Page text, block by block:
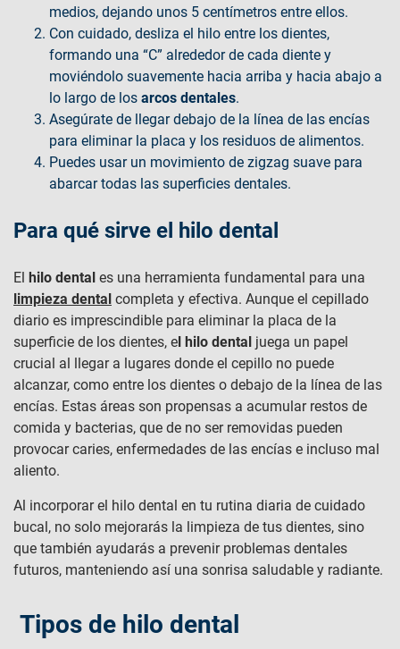
medios, dejando unos 5 centímetros entre ellos.
Con cuidado, desliza el hilo entre los dientes,
formando una “C” alrededor de cada diente y
moviéndolo suavemente hacia arriba y hacia abajo a
lo largo de los arcos dentales.
Asegúrate de llegar debajo de la línea de las encías
para eliminar la placa y los residuos de alimentos.
Puedes usar un movimiento de zigzag suave para
abarcar todas las superficies dentales.
Para qué sirve el hilo dental
El hilo dental es una herramienta fundamental para una
limpieza dental completa y efectiva. Aunque el cepillado
diario es imprescindible para eliminar la placa de la
superficie de los dientes, el hilo dental juega un papel
crucial al llegar a lugares donde el cepillo no puede
alcanzar, como entre los dientes o debajo de la línea de las
encías. Estas áreas son propensas a acumular restos de
comida y bacterias, que de no ser removidas pueden
provocar caries, enfermedades de las encías e incluso mal
aliento.
Al incorporar el hilo dental en tu rutina diaria de cuidado
bucal, no solo mejorarás la limpieza de tus dientes, sino
que también ayudarás a prevenir problemas dentales
futuros, manteniendo así una sonrisa saludable y radiante.
Tipos de hilo dental